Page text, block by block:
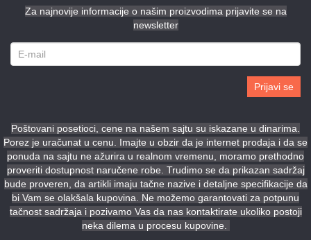
Za najnovije informacije o našim proizvodima prijavite se na
newsletter
Prijavi se
Poštovani posetioci, cene na našem sajtu su iskazane u dinarima.
Porez je uračunat u cenu. Imajte u obzir da je internet prodaja i da se
ponuda na sajtu ne ažurira u realnom vremenu, moramo prethodno
proveriti dostupnost naručene robe. Trudimo se da prikazan sadržaj
bude proveren, da artikli imaju tačne nazive i detaljne specifikacije da
bi Vam se olakšala kupovina. Ne možemo garantovati za potpunu
tačnost sadržaja i pozivamo Vas da nas kontaktirate ukoliko postoji
neka dilema u procesu kupovine.